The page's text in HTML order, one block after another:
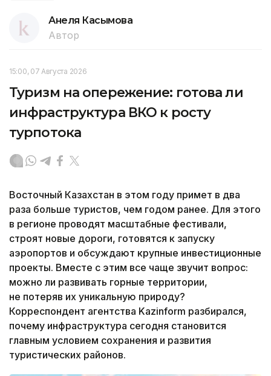
Анеля Касымова
Автор
15:00, 07 Августа 2026
Туризм на опережение: готова ли
инфраструктура ВКО к росту
турпотока
Восточный Казахстан в этом году примет в два
раза больше туристов, чем годом ранее. Для этого
в регионе проводят масштабные фестивали,
строят новые дороги, готовятся к запуску
аэропортов и обсуждают крупные инвестиционные
проекты. Вместе с этим все чаще звучит вопрос:
можно ли развивать горные территории,
не потеряв их уникальную природу?
Корреспондент агентства Kazinform разбирался,
почему инфраструктура сегодня становится
главным условием сохранения и развития
туристических районов.